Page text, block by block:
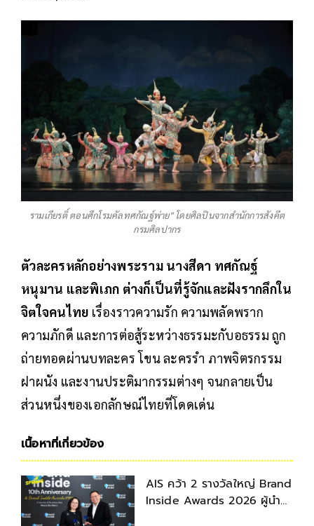
รามเกียรติ์ ตอนศึกโรมคัลทศกัณฐ์พ่าย" โดยศิลปินจากสำนักการสังคีต
กรมศิลปากร
ตัวละครหลักอย่างพระราม นางสีดา ทศกัณฐ์
หนุมาน และพิเภก ต่างก็เป็นที่รู้จักและฝังรากลึกใน
จิตใจคนไทย เรื่องราวความรัก ความพลัดพราก
ความภักดี และการต่อสู้ระหว่างธรรมะกับอธรรม ถูก
ถ่ายทอดผ่านบทละคร โขน ละครรำ ภาพจิตรกรรม
ฝาผนัง และงานประติมากรรมต่างๆ จนกลายเป็น
ส่วนหนึ่งของเอกลักษณ์ไทยที่โดดเด่น
เนื้อหาที่เกี่ยวข้อง
AIS คว้า 2 รางวัลใหญ่ Brand
Inside Awards 2026 ผู้นำ